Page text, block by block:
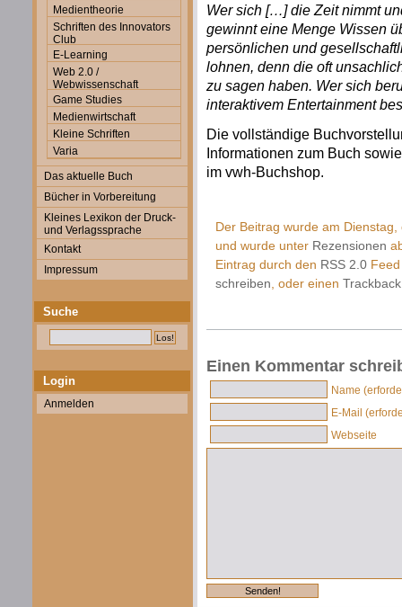
Medientheorie
Schriften des Innovators
Club
E-Learning
Web 2.0 /
Webwissenschaft
Game Studies
Medienwirtschaft
Kleine Schriften
Varia
Das aktuelle Buch
Bücher in Vorbereitung
Kleines Lexikon der Druck-
und Verlagssprache
Kontakt
Impressum
Suche
Login
Anmelden
Wer sich […] die Zeit nimmt
gewinnt eine Menge Wissen
persönlichen und
lohnen, denn die oft
zu sagen haben. Wer sich
interaktivem Entertainment
Die vollständige
Informationen zum Buch
im vwh-Buchshop.
Der Beitrag wurde am
und wurde unter Rezensionen
Eintrag durch den RSS 2.0
schreiben , oder einen Trackback
Einen Kommentar
Name
E-Mail
Webseite